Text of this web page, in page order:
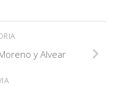
y Alvear